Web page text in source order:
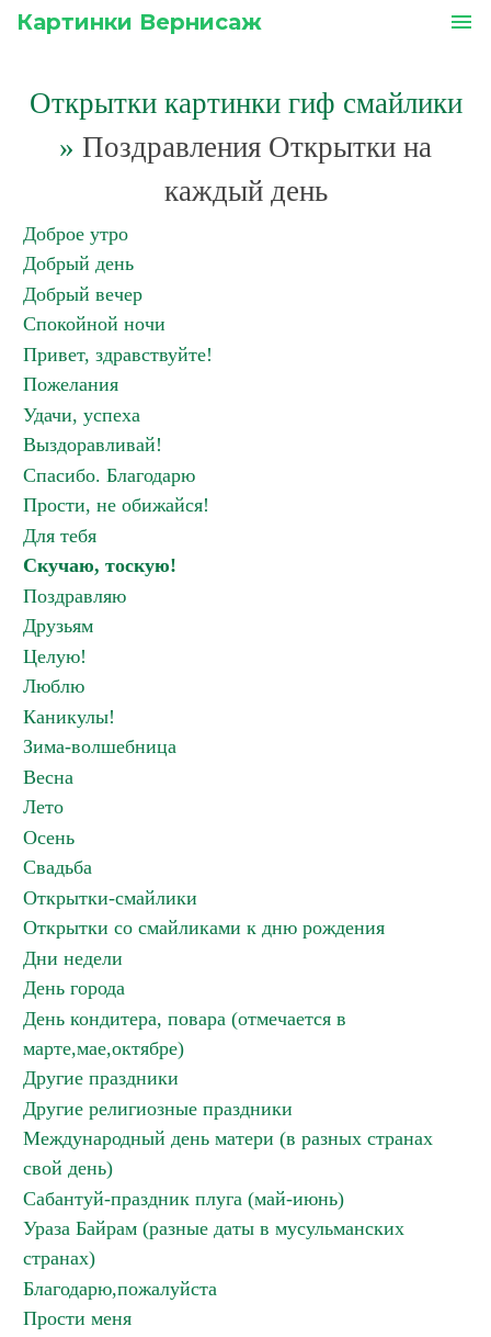
Картинки Вернисаж menu
Открытки картинки гиф смайлики
» Поздравления Открытки на
каждый день
Доброе утро
Добрый день
Добрый вечер
Спокойной ночи
Привет, здравствуйте!
Пожелания
Удачи, успеха
Выздоравливай!
Спасибо. Благодарю
Прости, не обижайся!
Для тебя
Скучаю, тоскую!
Поздравляю
Друзьям
Целую!
Люблю
Каникулы!
Зима-волшебница
Весна
Лето
Осень
Свадьба
Открытки-смайлики
Открытки со смайликами к дню рождения
Дни недели
День города
День кондитера, повара (отмечается в
марте,мае,октябре)
Другие праздники
Другие религиозные праздники
Международный день матери (в разных странах
свой день)
Сабантуй-праздник плуга (май-июнь)
Ураза Байрам (разные даты в мусульманских
странах)
Благодарю,пожалуйста
Прости меня